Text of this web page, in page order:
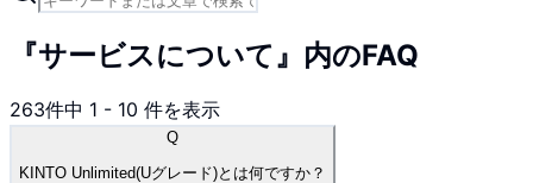
『サービスについて』内のFAQ
263件中 1 - 10 件を表示
Q
KINTO Unlimited(Uグレード)とは何ですか？